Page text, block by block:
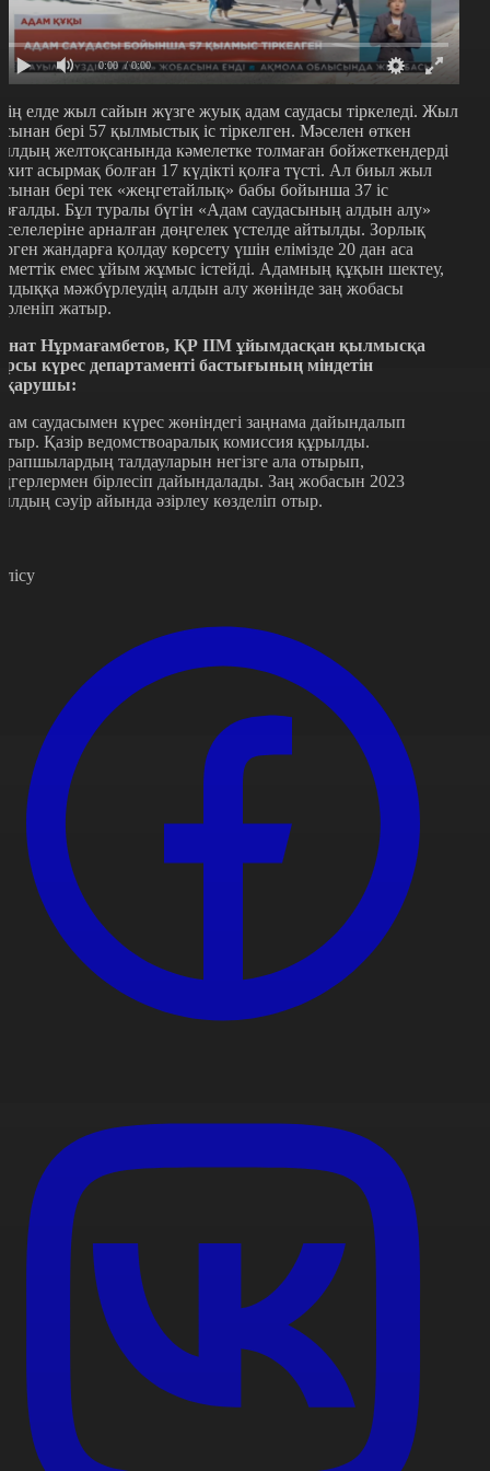
0:00 / 0:00
елде жыл сайын жүзге жуық адам саудасы тіркеледі. Жыл
бері 57 қылмыстық іс тіркелген. Мәселен өткен
желтоқсанында кәмелетке толмаған бойжеткендерді
асырмақ болған 17 күдікті қолға түсті. Ал биыл жыл
бері тек «жеңгетайлық» бабы бойынша 37 іс
Бұл туралы бүгін «Адам саудасының алдын алу»
арналған дөңгелек үстелде айтылды. Зорлық
жандарға қолдау көрсету үшін елімізде 20 дан аса
емес ұйым жұмыс істейді. Адамның құқын шектеу,
мәжбүрлеудің алдын алу жөнінде заң жобасы
жатыр.
Нұрмағамбетов, ҚР ІІМ ұйымдасқан қылмысқа
күрес департаменті бастығының міндетін
саудасымен күрес жөніндегі заңнама дайындалып
Қазір ведомствоаралық комиссия құрылды.
талдауларын негізге ала отырып,
бірлесіп дайындалады. Заң жобасын 2023
сәуір айында әзірлеу көзделіп отыр.